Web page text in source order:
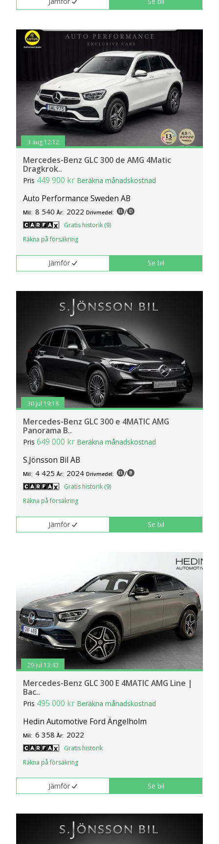
3 aug 12:12
Mercedes-Benz GLC 300 de AMG 4Matic
Dragkrok..
Pris 449 900 kr Beräkna månadskostnad
Auto Performance Sweden AB
Mil: 8 540 År: 2022 Drivmedel: /
Gratis historik (9)
Räkna på försäkring
Jämför Se bil
30 jul 19:18
Mercedes-Benz GLC 300 e 4MATIC AMG
Panorama B..
Pris649 000 kr Beräkna månadskostnad
S.Jönsson Bil AB
Mil: 4 425 År: 2024 Drivmedel: /
Gratis historik (9)
Räkna på försäkring
Jämför Se bil
29 jul 13:43
Mercedes-Benz GLC 300 E 4MATIC AMG Line |
Bac..
Pris 495 000 kr Beräkna månadskostnad
Hedin Automotive Ford Ängelholm
Mil: 6 358 År: 2022
Gratis historik
Räkna på försäkring
Jämför Se bil